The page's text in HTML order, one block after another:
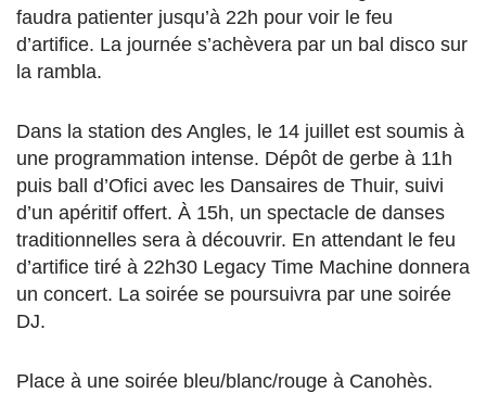
faudra patienter jusqu’à 22h pour voir le feu
d’artifice. La journée s’achèvera par un bal disco sur
la rambla.
Dans la station des Angles, le 14 juillet est soumis à
une programmation intense. Dépôt de gerbe à 11h
puis ball d’Ofici avec les Dansaires de Thuir, suivi
d’un apéritif offert. À 15h, un spectacle de danses
traditionnelles sera à découvrir. En attendant le feu
d’artifice tiré à 22h30 Legacy Time Machine donnera
un concert. La soirée se poursuivra par une soirée
DJ.
Place à une soirée bleu/blanc/rouge à Canohès.